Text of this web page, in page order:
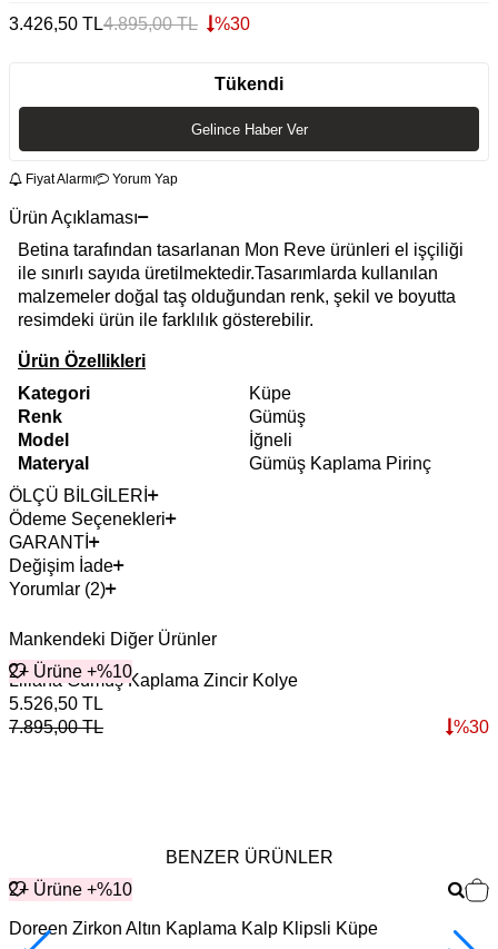
3.426,50 TL4.895,00TL %30
Tükendi
Gelince Haber Ver
Fiyat Alarmı Yorum Yap
Ürün Açıklaması
Betina tarafından tasarlanan Mon Reve ürünleri el işçiliği
ile sınırlı sayıda üretilmektedir.Tasarımlarda kullanılan
malzemeler doğal taş olduğundan renk, şekil ve boyutta
resimdeki ürün ile farklılık gösterebilir.
Ürün Özellikleri
Kategori
Küpe
Renk
Gümüş
Model
İğneli
Materyal
Gümüş Kaplama Pirinç
ÖLÇÜ BİLGİLERİ
Ödeme Seçenekleri
GARANTİ
Değişim İade
Yorumlar (2)
Mankendeki Diğer Ürünler
2+ Ürüne +%10
Liliana Gümüş Kaplama Zincir Kolye
5.526,50 TL
7.895,00TL %30
BENZER ÜRÜNLER
2+ Ürüne +%10
Doreen Zirkon Altın Kaplama Kalp Klipsli Küpe